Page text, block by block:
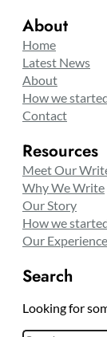
About
Home
Latest News
About
How we
Contact
Resources
Meet Our
Why We Write
Our Story
How we
Our Experience
Search
Looking for